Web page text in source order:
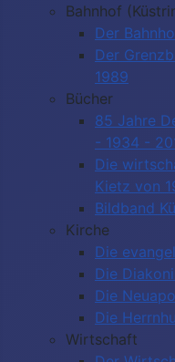
Bahnhof
Der
Der
1989
Bücher
85 Jahre
- 1934 -
Die
Kietz von
Bildband
Kirche
Die
Die
Die
Die
Wirtschaft